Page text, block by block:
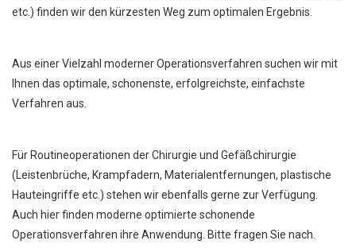
etc.) finden wir den kürzesten Weg zum optimalen Ergebnis.
Aus einer Vielzahl moderner Operationsverfahren suchen wir mit
Ihnen das optimale, schonenste, erfolgreichste, einfachste
Verfahren aus.
Für Routineoperationen der Chirurgie und Gefäßchirurgie
(Leistenbrüche, Krampfadern, Materialentfernungen, plastische
Hauteingriffe etc.) stehen wir ebenfalls gerne zur Verfügung.
Auch hier finden moderne optimierte schonende
Operationsverfahren ihre Anwendung. Bitte fragen Sie nach.